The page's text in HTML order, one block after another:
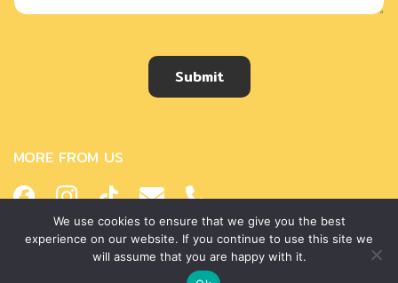
Submit
MORE FROM US
Copyright © 2018 Helena Thailand. All rights reserved.
We use cookies to ensure that we give you the best
experience on our website. If you continue to use this site we
will assume that you are happy with it.